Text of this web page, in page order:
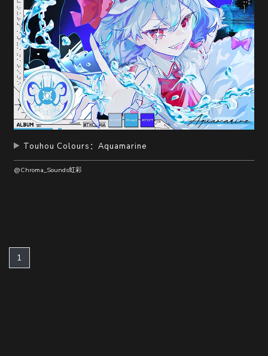
Touhou Colours：Aquamarine
@Chroma_Sounds虹彩
1